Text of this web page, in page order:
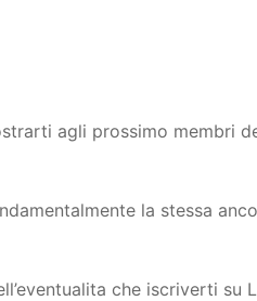
agli prossimo membri
la stessa
che iscriverti su